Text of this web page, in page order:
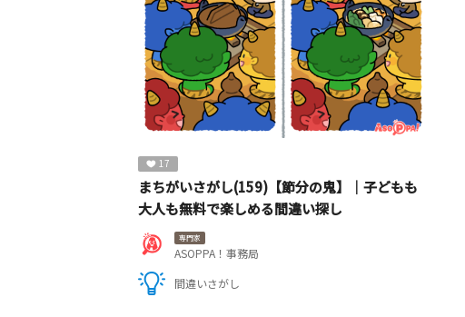
17
まちがいさがし(159)【節分の鬼】｜子どもも
大人も無料で楽しめる間違い探し
専門家
ASOPPA！事務局
間違いさがし